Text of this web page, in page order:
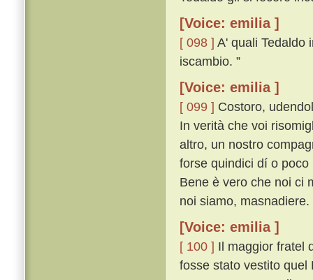
[Voice: emilia ]
[ 098 ] A' quali Tedaldo
iscambio. ”
[Voice: emilia ]
[ 099 ] Costoro,
In verità che voi
altro, un nostro
forse quindici dí o
Bene è vero che noi ci
noi siamo, masnadiere.
[Voice: emilia ]
[ 100 ] Il maggior fratel
fosse stato vestito